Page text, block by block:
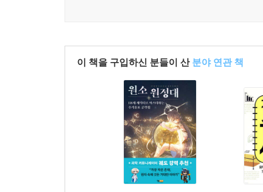
이 책을 구입하신 분들이 산 분야 연관 책